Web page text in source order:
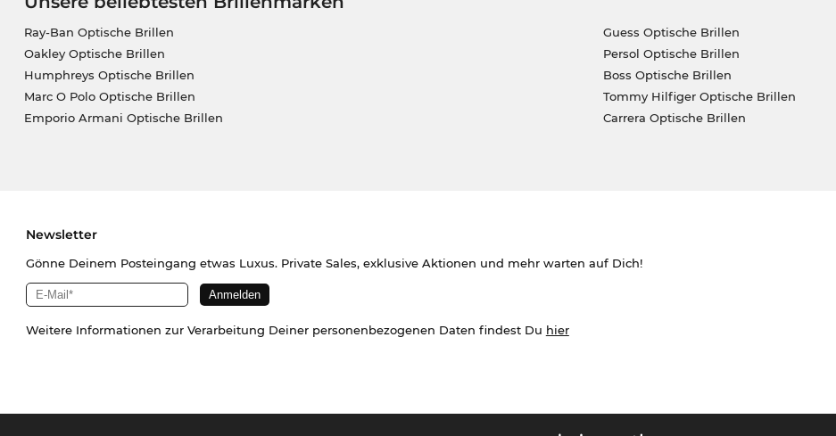
Ray-Ban Optische Brillen
Oakley Optische Brillen
Humphreys Optische Brillen
Marc O Polo Optische Brillen
Emporio Armani Optische Brillen
Guess Optische Brillen
Persol Optische Brillen
Boss Optische Brillen
Tommy Hilfiger Optische Brillen
Carrera Optische Brillen
Newsletter
Gönne Deinem Posteingang etwas Luxus. Private Sales, exklusive Aktionen und mehr warten auf Dich!
Weitere Informationen zur Verarbeitung Deiner personenbezogenen Daten findest Du hier